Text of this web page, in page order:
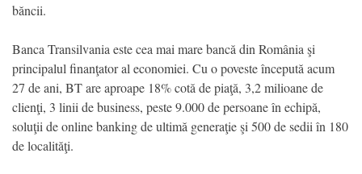
băncii.
Banca Transilvania este cea mai mare bancă din România şi
principalul finanţator al economiei. Cu o poveste începută acum
27 de ani, BT are aproape 18% cotă de piaţă, 3,2 milioane de
clienţi, 3 linii de business, peste 9.000 de persoane în echipă,
soluţii de online banking de ultimă generaţie şi 500 de sedii în 180
de localităţi.